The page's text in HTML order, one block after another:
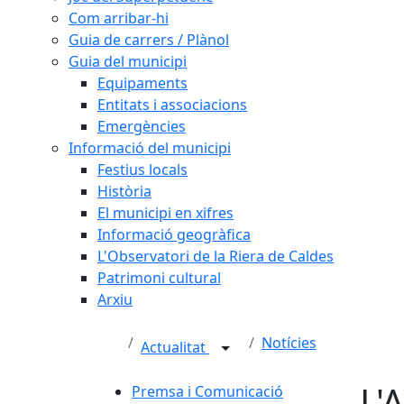
Com arribar-hi
Guia de carrers / Plànol
Guia del municipi
Equipaments
Entitats i associacions
Emergències
Informació del municipi
Festius locals
Història
El municipi en xifres
Informació geogràfica
L'Observatori de la Riera de Caldes
Patrimoni cultural
Arxiu
Actualitat Notícies
Premsa i Comunicació